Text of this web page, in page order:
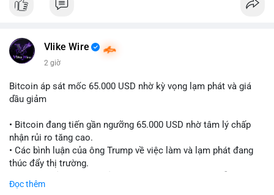
Vlike Wire
2 giờ
Bitcoin áp sát mốc 65.000 USD nhờ kỳ vọng lạm phát và giá
dầu giảm
• Bitcoin đang tiến gần ngưỡng 65.000 USD nhờ tâm lý chấp
nhận rủi ro tăng cao.
• Các bình luận của ông Trump về việc làm và lạm phát đang
thúc đẩy thị trường.
tăng của tài sản rủi ro.
Đọc thêm